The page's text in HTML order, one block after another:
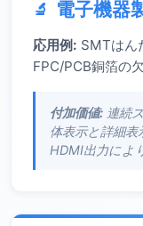
電子機器
応用例: SMTはん
FPC/PCB銅箔の
付加価値: 連続
体表示と詳細
HDMI出力によ